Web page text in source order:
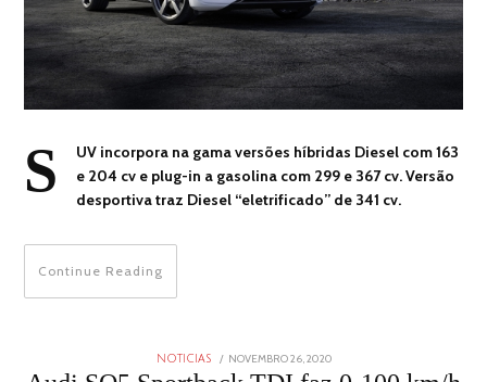
S
UV incorpora na gama versões híbridas Diesel com 163
e 204 cv e plug-in a gasolina com 299 e 367 cv. Versão
desportiva traz Diesel “eletrificado” de 341 cv.
Continue Reading
NOTICIAS
POSTED
ON
NOVEMBRO 26, 2020